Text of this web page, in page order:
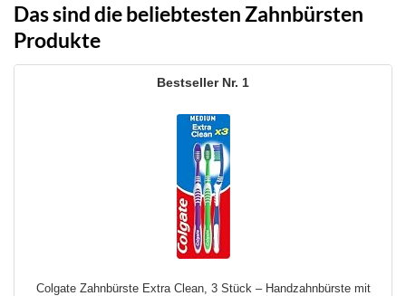
Das sind die beliebtesten Zahnbürsten
Produkte
1
Colgate Zahnbürste Extra Clean, 3 Stück – Handzahnbürste mit